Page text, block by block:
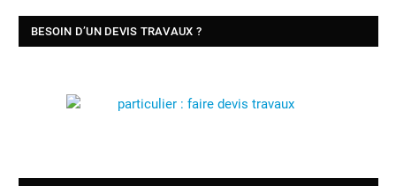
BESOIN D’UN DEVIS TRAVAUX ?